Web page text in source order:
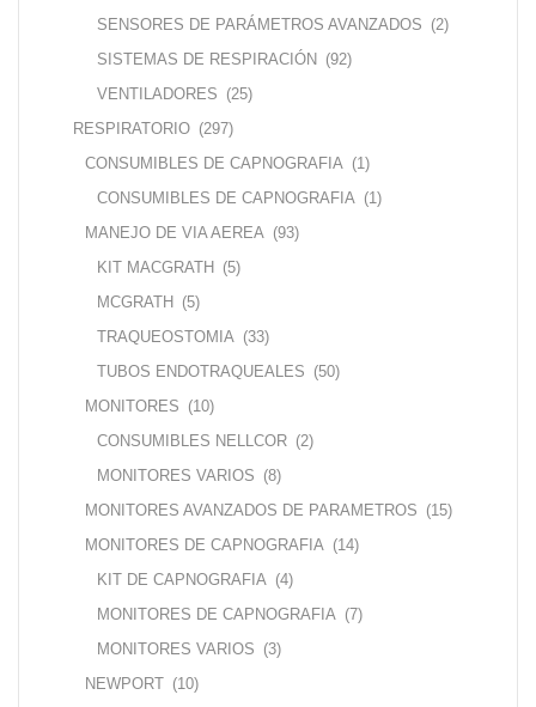
SENSORES DE PARÁMETROS AVANZADOS (2)
SISTEMAS DE RESPIRACIÓN (92)
VENTILADORES (25)
RESPIRATORIO (297)
CONSUMIBLES DE CAPNOGRAFIA (1)
CONSUMIBLES DE CAPNOGRAFIA (1)
MANEJO DE VIA AEREA (93)
KIT MACGRATH (5)
MCGRATH (5)
TRAQUEOSTOMIA (33)
TUBOS ENDOTRAQUEALES (50)
MONITORES (10)
CONSUMIBLES NELLCOR (2)
MONITORES VARIOS (8)
MONITORES AVANZADOS DE PARAMETROS (15)
MONITORES DE CAPNOGRAFIA (14)
KIT DE CAPNOGRAFIA (4)
MONITORES DE CAPNOGRAFIA (7)
MONITORES VARIOS (3)
NEWPORT (10)